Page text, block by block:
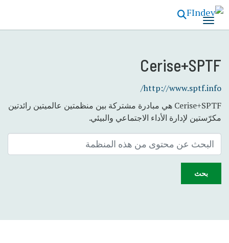
Cerise+SPTF
http://www.sptf.info/
Cerise+SPTF هي مبادرة مشتركة بين منظمتين عالميتين رائدتين
مكرّستين لإدارة الأداء الاجتماعي والبيئي.
بحث